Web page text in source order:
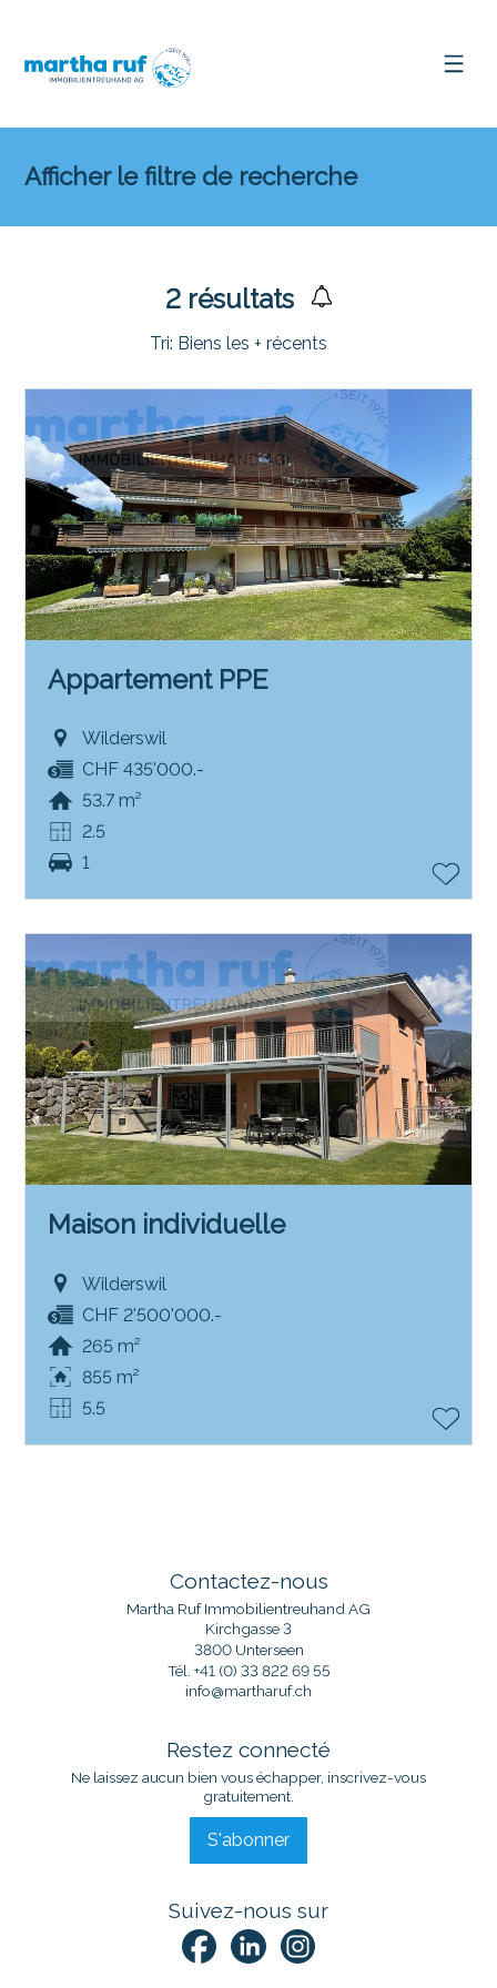
Afficher le filtre de recherche
2résultats
Tri: Biens les + récents
Appartement PPE
Wilderswil
CHF 435'000.-
53.7 m²
2.5
1
Maison individuelle
Wilderswil
CHF 2'500'000.-
265 m²
855 m²
5.5
Contactez-nous
Martha Ruf Immobilientreuhand AG
Kirchgasse 3
3800 Unterseen
Tél. +41 (0) 33 822 69 55
info@martharuf.ch
Restez connecté
Ne laissez aucun bien vous échapper, inscrivez-vous
gratuitement.
S'abonner
Suivez-nous sur